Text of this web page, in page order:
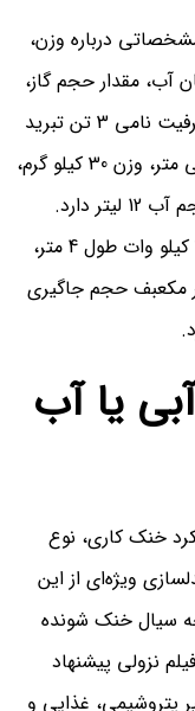
درباره وزن،
آب، مقدار حجم گاز،
مقدار حجم آب گیری می‌شود. برای مثال ظرفیت نامی 3 تن تبرید
با ظرفیت واقعی 10 کیلو وات طول 100 سانتی متر، وزن 30 کیلو گرم،
دبی 1.6 متر مکعب، حجم گاز 3.2 لیتر و حجم آب 12 لیتر دارد.
همچنین ظرفیت نامی 600 تن تبرید یا 2000 کیلو وات طول 4 متر،
دبی آب در گردش 310 متر مکعبف حجم جاگیری
یا آب
خنک کاری، نوع
ویژه‌ای از این
سیال خنک شونده
فیلم نزولی پیشنهاد
غذایی و